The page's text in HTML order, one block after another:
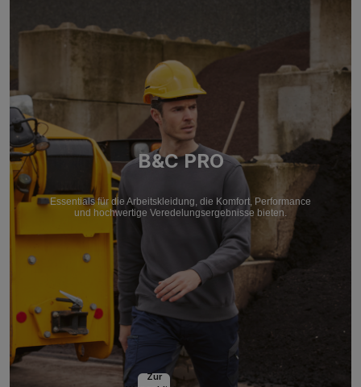
B&C PRO
Essentials für die Arbeitskleidung, die Komfort, Performance
und hochwertige Veredelungsergebnisse bieten.
Zur